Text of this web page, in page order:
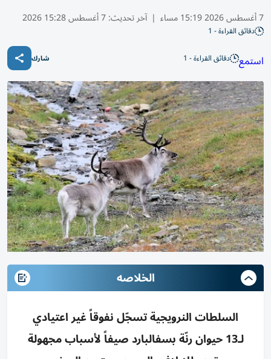
7 أغسطس 2026 15:19 مساء | آخر تحديث:7 أغسطس 15:28 2026
دقائق القراءة - 1
استمع دقائق القراءة - 1 شارك
الخلاصه
السلطات النرويجية تسجّل نفوقاً غير اعتيادي
لـ13 حيوان رنّة بسفالبارد صيفاً لأسباب مجهولة